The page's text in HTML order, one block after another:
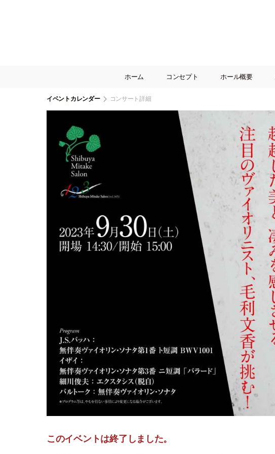
ホーム コンセプト ホール概要
イベントカレンダー コンサート詳細
このイベントは終了しました。